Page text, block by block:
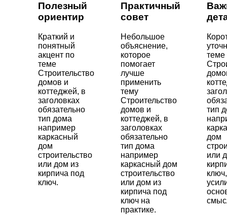
Полезный
ориентир
Краткий и
понятный
акцент по
теме
Строительство
домов и
коттеджей, в
заголовках
обязательно
тип дома
например
каркасный
дом
строительство
или дом из
кирпича под
ключ.
Практичный
совет
Небольшое
объяснение,
которое
помогает
лучше
применить
тему
Строительство
домов и
коттеджей, в
заголовках
обязательно
тип дома
например
каркасный дом
строительство
или дом из
кирпича под
ключ на
практике.
теме
тип
дом
или
ключ,